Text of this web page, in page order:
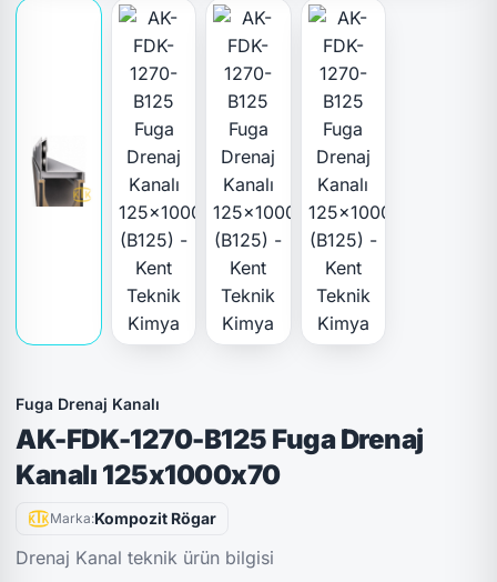
Fuga Drenaj Kanalı
AK-FDK-1270-B125 Fuga Drenaj
Kanalı 125x1000x70
Marka:Kompozit Rögar
Drenaj Kanal teknik ürün bilgisi